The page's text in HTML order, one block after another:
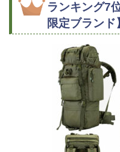
ランキング7
限定ブラン